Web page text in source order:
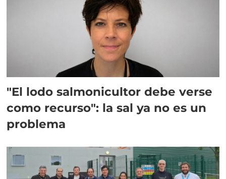
"El lodo salmonicultor debe verse
como recurso": la sal ya no es un
problema